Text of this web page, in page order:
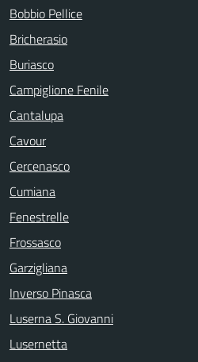
Bobbio Pellice
Bricherasio
Buriasco
Campiglione Fenile
Cantalupa
Cavour
Cercenasco
Cumiana
Fenestrelle
Frossasco
Garzigliana
Inverso Pinasca
Luserna S. Giovanni
Lusernetta